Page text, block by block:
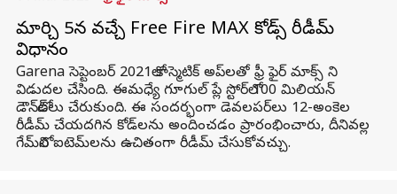
మార్చి 5న వచ్చే Free Fire MAX కోడ్స్ రీడీమ్
విధానం
Garena సెప్టెంబర్ 2021లో కాస్మెటిక్ అప్‌లతో ఫ్రీ ఫైర్ మాక్స్ ని
విడుదల చేసింది. ఈమధ్యే గూగుల్ ప్లే స్టోర్‌లో 100 మిలియన్
డౌన్‌లోడ్‌లు చేరుకుంది. ఈ సందర్భంగా డెవలపర్‌లు 12-అంకెల
రీడీమ్ చేయదగిన కోడ్‌లను అందించడం ప్రారంభించారు, దీనివల్ల
గేమ్‌లోని ఐటెమ్‌లను ఉచితంగా రీడీమ్ చేసుకోవచ్చు.